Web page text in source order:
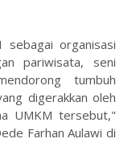
sebagai organisasi
pariwisata, seni
tumbuh
digerakkan oleh
UMKM tersebut,"
Farhan Aulawi di